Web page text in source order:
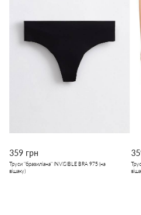
359 грн
Труси "бразиліана" INVISIBLE BRA 975 (на
вішаку)